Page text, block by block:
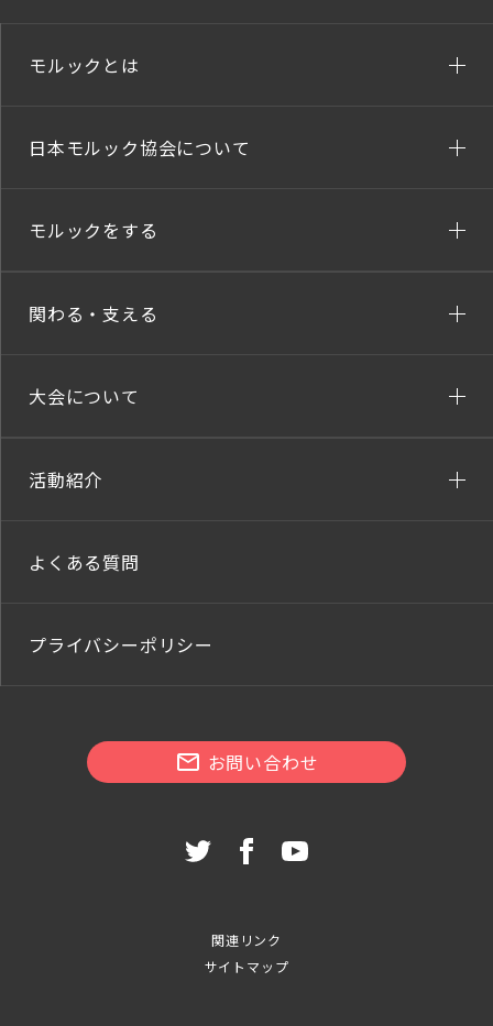
モルックとは
日本モルック協会について
モルックをする
関わる・支える
大会について
活動紹介
よくある質問
プライバシーポリシー
お問い合わせ
関連リンク
サイトマップ